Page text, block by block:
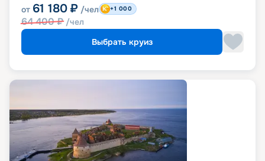
от 61 180 ₽ /чел
64 400₽ /чел
+1 000
Выбрать круиз